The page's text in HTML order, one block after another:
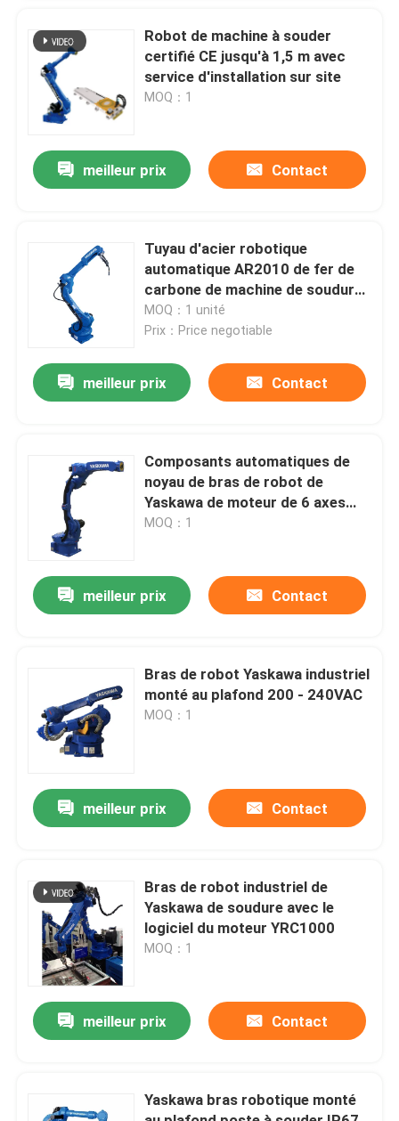
Maison
Vidéos
Visite d'usine
Contrôle de qualité
Contactez-nous
Nouvelles
Demandez une citation
Robot de machine à souder
certifié CE jusqu'à 1,5 m avec
service d'installation sur site
MOQ：1
meilleur prix Contact
Tuyau d'acier robotique
automatique AR2010 de fer de
carbone de machine de soudure
de bras industriel
MOQ：1 unité
Prix：Price negotiable
meilleur prix Contact
Composants automatiques de
noyau de bras de robot de
Yaskawa de moteur de 6 axes
jusqu'à la portée de 1.5m
MOQ：1
meilleur prix Contact
Bras de robot Yaskawa industriel
monté au plafond 200 - 240VAC
MOQ：1
meilleur prix Contact
Bras de robot industriel de
Yaskawa de soudure avec le
logiciel du moteur YRC1000
MOQ：1
meilleur prix Contact
Yaskawa bras robotique monté